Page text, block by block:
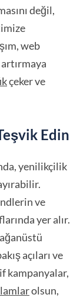
değil,
web
çeker ve
Edin
yenilikçilik
ve
yer alır.
açıları ve
kampanyalar,
olsun,